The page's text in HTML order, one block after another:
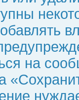
на